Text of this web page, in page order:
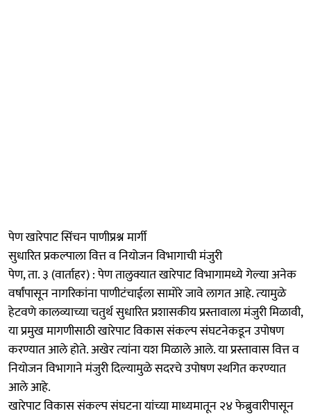
पेण खारेपाट सिंचन पाणीप्रश्न मार्गी
सुधारित प्रकल्‍पाला वित्त व नियोजन विभागाची मंजुरी
पेण, ता. ३ (वार्ताहर) : पेण तालुक्यात खारेपाट विभागामध्ये गेल्या अनेक
वर्षांपासून नागरिकांना पाणीटंचाईला सामोरे जावे लागत आहे. त्‍यामुळे
हेटवणे कालव्याच्या चतुर्थ सुधारित प्रशासकीय प्रस्तावाला मंजुरी मिळावी,
या प्रमुख मागणीसाठी खारेपाट विकास संकल्प संघटनेकडून उपोषण
करण्यात आले होते. अखेर त्‍यांना यश मिळाले आले. या प्रस्तावास वित्त व
नियोजन विभागाने मंजुरी दिल्यामुळे सदरचे उपोषण स्थगित करण्यात
आले आहे.
खारेपाट विकास संकल्प संघटना यांच्या माध्यमातून २४ फेब्रुवारीपासून